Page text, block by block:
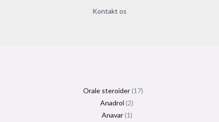
Kontakt os
Orale steroider 17
Anadrol 2
Anavar 1